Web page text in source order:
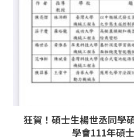
狂賀！碩士生楊世丞同學
學會111年碩